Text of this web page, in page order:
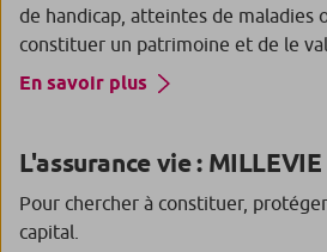
de handicap, atteintes de maladies
constituer un patrimoine et de le
En savoir plus
L'assurance vie :
Pour chercher à constituer,
capital.